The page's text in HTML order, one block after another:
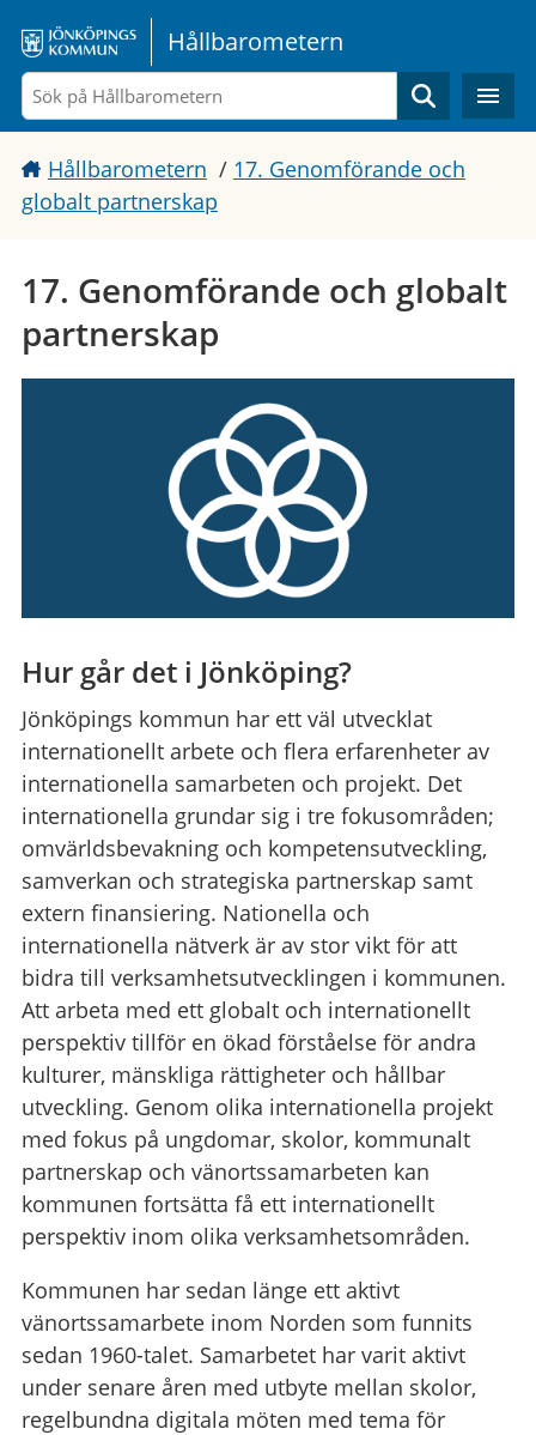
Gå direkt till sidans innehåll
Hållbarometern
Sök
Hållbarometern / 17. Genomförande och
globalt partnerskap
17. Genomförande och globalt
partnerskap
Hur går det i Jönköping?
Jönköpings kommun har ett väl utvecklat
internationellt arbete och flera erfarenheter av
internationella samarbeten och projekt. Det
internationella grundar sig i tre fokusområden;
omvärldsbevakning och kompetensutveckling,
samverkan och strategiska partnerskap samt
extern finansiering. Nationella och
internationella nätverk är av stor vikt för att
bidra till verksamhetsutvecklingen i kommunen.
Att arbeta med ett globalt och internationellt
perspektiv tillför en ökad förståelse för andra
kulturer, mänskliga rättigheter och hållbar
utveckling. Genom olika internationella projekt
med fokus på ungdomar, skolor, kommunalt
partnerskap och vänortssamarbeten kan
kommunen fortsätta få ett internationellt
perspektiv inom olika verksamhetsområden.
Kommunen har sedan länge ett aktivt
vänortssamarbete inom Norden som funnits
sedan 1960-talet. Samarbetet har varit aktivt
under senare åren med utbyte mellan skolor,
regelbundna digitala möten med tema för